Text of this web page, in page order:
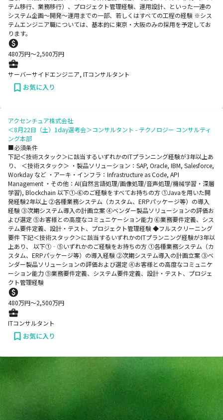
テム移行、業務移行）、プロジェクト管理経験、運用設計、といった一連の
システム企画～開発～運用までの一部、若しくはすべての工程の経験 ※シス
テムエンジニア職については、基本的に東京・大阪のみの採用を予定してお
ります。
480万円〜2,500万円
サーバーサイドエンジニア, ITコンサルタント
お気に入り
アクセンチュア株式会社
＜8月22日（土）1day選考会＞コンサルタント - テクノロジー コンサルティ
ング本部
■必須条件
下記＜技術スタック＞に該当するいずれかのITプランニング経験が3年以上あ
り、 ＜技術スタック＞ ・製品ソリューション：SAP, Oracle, IBM, Salesforce,
Workday など ・アーキ・インフラ：Infrastructure as Code, API
Management ・その他：AI(自然言語処理/画像処理/音声処理/機械学習・深層
学習), Blockchain 以下①-⑥のご経験をすべてお持ちの方 ①Javaを用いた開
発経験2年以上 ②各種業務システム（カスタム、ERPパッケージ等）の導入
経験 ③次期システム導入の計画立案 ④ベンダー製品ソリューションの評価お
よび選定 ⑤お客様との高度なコミュニケーション能力 ⑥業務要件定義、シス
テム要件定義、設計・テスト、プロジェクト管理経験 ◆フルスクリーニング
要件 下記＜技術スタック＞に該当するいずれかのITプランニング経験が3年以
上あり、 以下①‐⑤いずれかのご経験をお持ちの方 ①各種業務システム（カ
スタム、ERPパッケージ等）の導入経験 ②次期システム導入の計画立案 ③ベ
ンダー製品ソリューションの評価および選定 ④お客様との高度なコミュニケ
ーション能力 ⑤業務要件定義、システム要件定義、設計・テスト、プロジェ
クト管理経験
480万円〜2,500万円
ITコンサルタント
お気に入り